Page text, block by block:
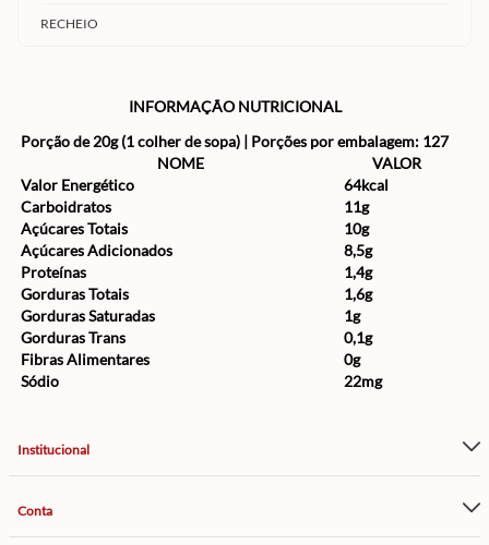
RECHEIO
INFORMAÇÃO NUTRICIONAL
Porção de 20g (1 colher de sopa) | Porções por embalagem: 127
NOME
VALOR
Valor Energético
64kcal
Carboidratos
11g
Açúcares Totais
10g
Açúcares Adicionados
8,5g
Proteínas
1,4g
Gorduras Totais
1,6g
Gorduras Saturadas
1g
Gorduras Trans
0,1g
Fibras Alimentares
0g
Sódio
22mg
Institucional
Conta